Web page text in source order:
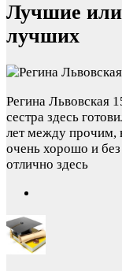
Лучшие
лучших
Регина Львовская
сестра здесь
лет между прочим,
очень хорошо и
отлично здесь